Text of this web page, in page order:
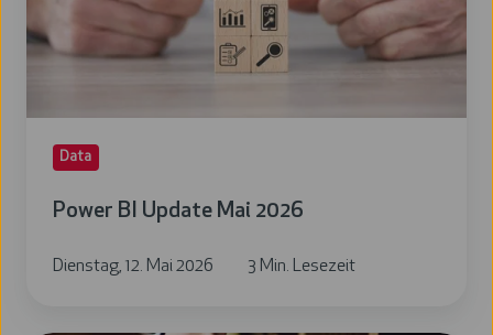
Data
Power BI Update Mai 2026
Dienstag, 12. Mai 2026 3 Min. Lesezeit